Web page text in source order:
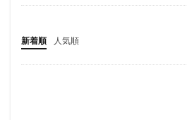
新着順 人気順